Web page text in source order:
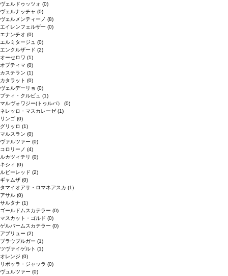
ヴェルドゥッツォ (0)
ヴェルナッチャ (0)
ヴェルメンティーノ (8)
エイレンフェルザー (0)
エナンチオ (0)
エルミタージュ (0)
エンクルザード (2)
オーセロワ (1)
オプティマ (0)
カステラン (1)
カタラット (0)
ヴェルデーリョ (0)
プティ・クルビュ (1)
マルヴォワジー(トゥルバ） (0)
ネレッロ・マスカレーゼ (1)
リンゴ (0)
グリッロ (1)
マルスラン (0)
ヴァルツァー (0)
コロリーノ (4)
ルカツィテリ (0)
キシィ (0)
ルビーレッド (2)
ギャムザ (0)
タマイオアサ・ロマネアスカ (1)
アサル (0)
サルタナ (1)
ゴールドムスカテラー (0)
マスカット・ゴルド (0)
ゲルバームスカテラー (0)
アブリュー (2)
ブラウブルガー (1)
ツヴァイゲルト (1)
オレンジ (0)
リボッラ・ジャッラ (0)
ヴュルツァー (0)